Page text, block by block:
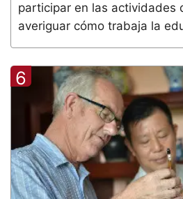
participar en las actividades
averiguar cómo trabaja la
6